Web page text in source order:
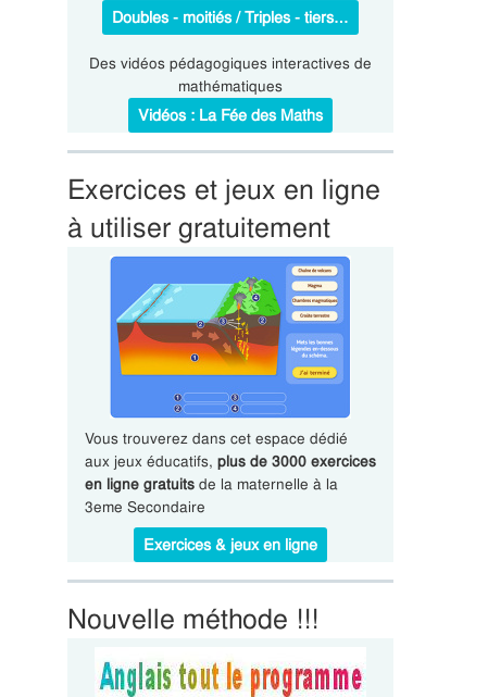
Doubles - moitiés / Triples - tiers…
Des vidéos pédagogiques interactives de
mathématiques
Vidéos : La Fée des Maths
Exercices et jeux en ligne
à utiliser gratuitement
Vous trouverez dans cet espace dédié
aux jeux éducatifs, plus de 3000 exercices
en ligne gratuitsde la maternelle à la
3eme Secondaire
Exercices & jeux en ligne
Nouvelle méthode !!!